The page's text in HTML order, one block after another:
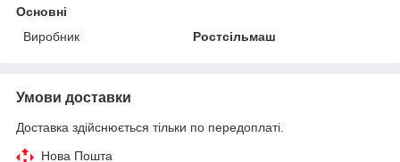
Основні
Виробник
Ростсільмаш
Умови доставки
Доставка здійснюється тільки по передоплаті.
Нова Пошта